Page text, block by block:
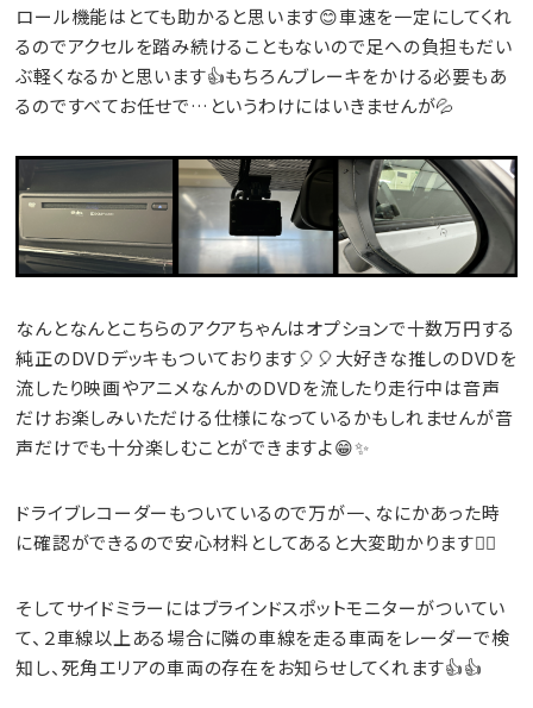
ロール機能はとても助かると思います😊車速を一定にしてくれ
るのでアクセルを踏み続けることもないので足への負担もだい
ぶ軽くなるかと思います👍もちろんブレーキをかける必要もあ
るのですべてお任せで…というわけにはいきませんが💦
なんとなんとこちらのアクアちゃんはオプションで十数万円する
純正のDVDデッキもついております🎈🎈大好きな推しのDVDを
流したり映画やアニメなんかのDVDを流したり走行中は音声
だけお楽しみいただける仕様になっているかもしれませんが音
声だけでも十分楽しむことができますよ😁✨
ドライブレコーダーもついているので万が一、なにかあった時
に確認ができるので安心材料としてあると大変助かります😮‍💨
そしてサイドミラーにはブラインドスポットモニターがついてい
て、２車線以上ある場合に隣の車線を走る車両をレーダーで検
知し、死角エリアの車両の存在をお知らせしてくれます👍👍